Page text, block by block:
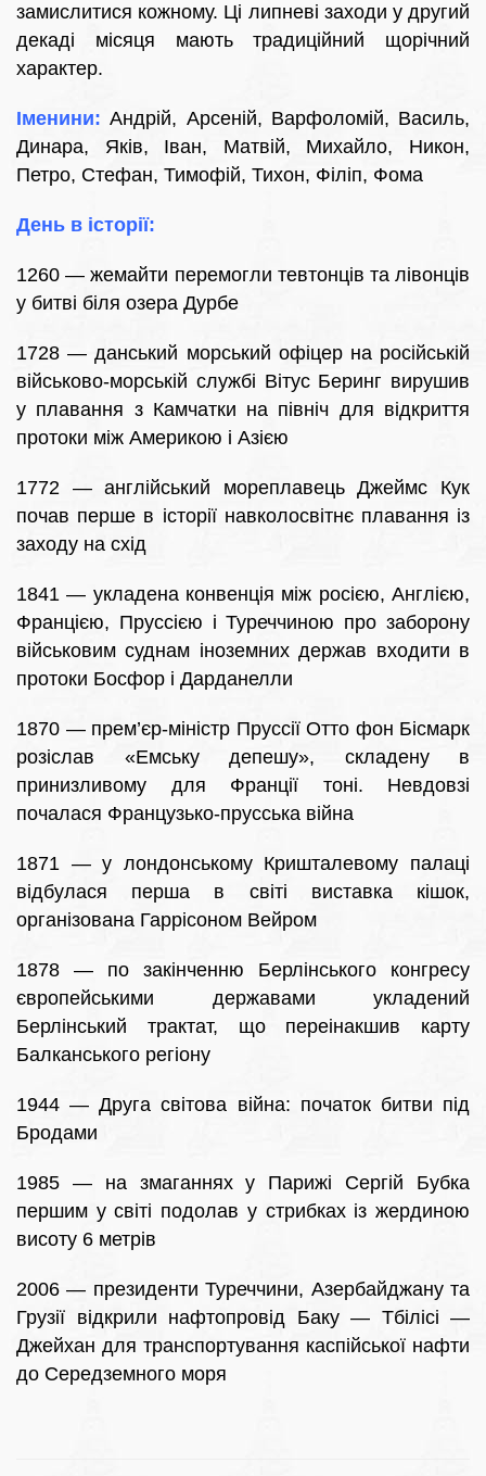
замислитися кожному. Ці липневі заходи у другий
декаді місяця мають традиційний щорічний
характер.
Іменини: Андрій, Арсеній, Варфоломій, Василь,
Динара, Яків, Іван, Матвій, Михайло, Никон,
Петро, Стефан, Тимофій, Тихон, Філіп, Фома
День в історії:
1260 — жемайти перемогли тевтонців та лівонців
у битві біля озера Дурбе
1728 — данський морський офіцер на російській
військово-морській службі Вітус Беринг вирушив
у плавання з Камчатки на північ для відкриття
протоки між Америкою і Азією
1772 — англійський мореплавець Джеймс Кук
почав перше в історії навколосвітнє плавання із
заходу на схід
1841 — укладена конвенція між росією, Англією,
Францією, Пруссією і Туреччиною про заборону
військовим суднам іноземних держав входити в
протоки Босфор і Дарданелли
1870 — прем’єр-міністр Пруссії Отто фон Бісмарк
розіслав «Емську депешу», складену в
принизливому для Франції тоні. Невдовзі
почалася Французько-прусська війна
1871 — у лондонському Кришталевому палаці
відбулася перша в світі виставка кішок,
організована Гаррісоном Вейром
1878 — по закінченню Берлінського конгресу
європейськими державами укладений
Берлінський трактат, що переінакшив карту
Балканського регіону
1944 — Друга світова війна: початок битви під
Бродами
1985 — на змаганнях у Парижі Сергій Бубка
першим у світі подолав у стрибках із жердиною
висоту 6 метрів
2006 — президенти Туреччини, Азербайджану та
Грузії відкрили нафтопровід Баку — Тбілісі —
Джейхан для транспортування каспійської нафти
до Середземного моря